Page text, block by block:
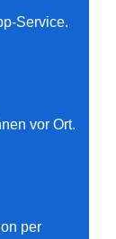
Service.
vor Ort.
per